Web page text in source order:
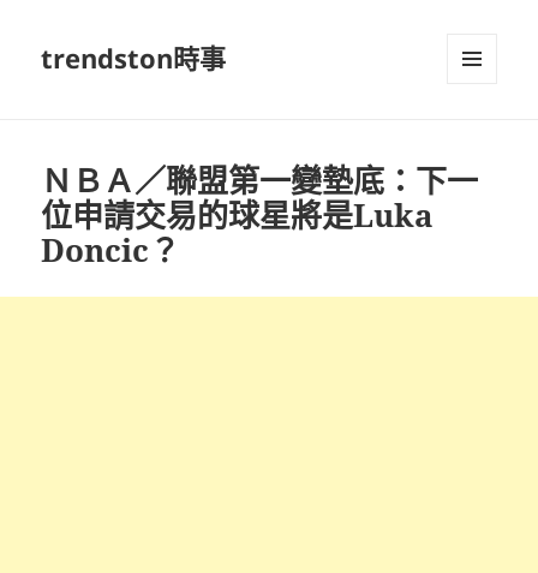
trendston時事
ＮＢＡ／聯盟第一變墊底：下一
位申請交易的球星將是Luka
Doncic？